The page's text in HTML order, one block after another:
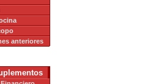
anteriores